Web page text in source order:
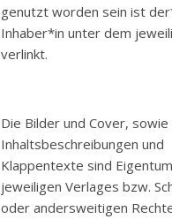
genutzt worden sein ist
Inhaber*in unter dem
verlinkt.
Die Bilder und Cover, sowie
Inhaltsbeschreibungen und
Klappentexte sind
jeweiligen Verlages bzw.
oder andersweitigen